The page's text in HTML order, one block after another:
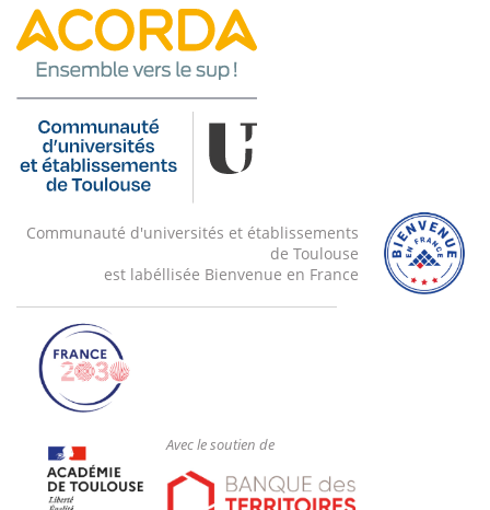
Communauté d'universités et établissements
de Toulouse
est labéllisée Bienvenue en France
Avec le soutien de